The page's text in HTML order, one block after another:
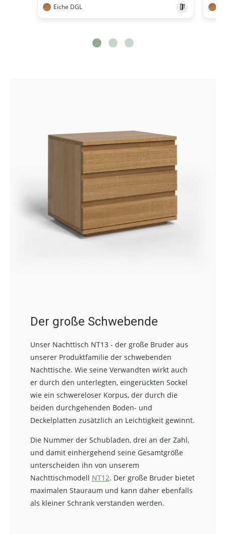
Eiche DGL
Der große Schwebende
Unser Nachttisch NT13 - der große Bruder aus
unserer Produktfamilie der schwebenden
Nachttische. Wie seine Verwandten wirkt auch
er durch den unterlegten, eingerückten Sockel
wie ein schwereloser Korpus, der durch die
beiden durchgehenden Boden- und
Deckelplatten zusätzlich an Leichtigkeit gewinnt.
Die Nummer der Schubladen, drei an der Zahl,
und damit einhergehend seine Gesamtgröße
unterscheiden ihn von unserem
Nachttischmodell NT12. Der große Bruder bietet
maximalen Stauraum und kann daher ebenfalls
als kleiner Schrank verstanden werden.